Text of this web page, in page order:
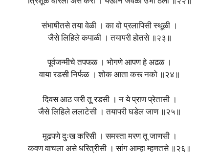
संभाषीतसे तया वेळी । का वो प्रलापिसी स्थूळी ।
जैसे लिहिले कपाळी । तयापरी होतसे ॥२३॥
पूर्वजन्मीचे तपफळ । भोगणे आपण हे अढळ ।
वाया रडसी निर्फळ । शोक आता करू नको ॥२४॥
दिवस आठ जरी तू रडसी । न ये प्राण प्रेतासी ।
जैसे लिहिले ललाटेसी । तयापरी घडेल जाण ॥२५॥
मूढपणे दुःख करिसी । समस्ता मरण तू जाणसी ।
कवण वाचला असे धरित्रीसी । सांग आम्हा म्हणतसे ॥२६॥